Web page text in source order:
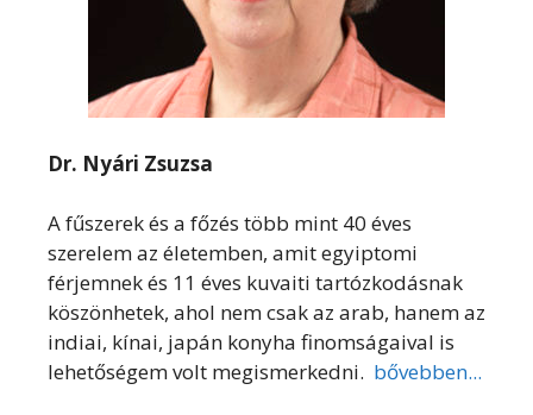
Dr. Nyári Zsuzsa
A fűszerek és a főzés több mint 40 éves
szerelem az életemben, amit egyiptomi
férjemnek és 11 éves kuvaiti tartózkodásnak
köszönhetek, ahol nem csak az arab, hanem az
indiai, kínai, japán konyha finomságaival is
lehetőségem volt megismerkedni. bővebben...